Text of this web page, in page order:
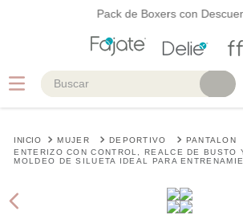
Pack de Boxers con
Buscar
MUJER DEPORTIVO
PANTALON
ENTERIZO CON CONTROL, REALCE DE BUSTO
MOLDEO DE SILUETA IDEAL PARA
1. faja